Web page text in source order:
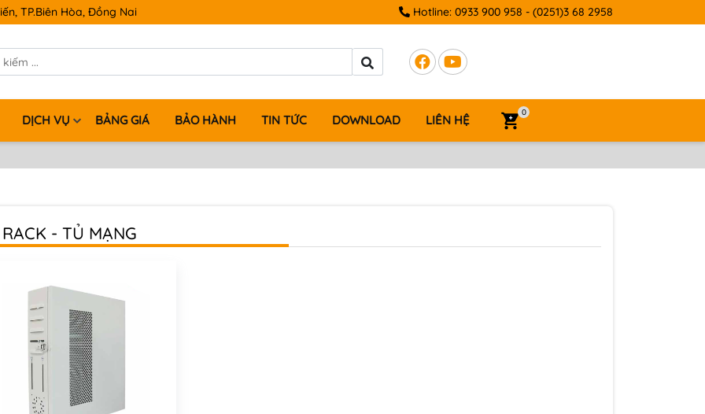
TP.Biên Hòa, Đồng Nai Hotline: 0933 900 958 - (0251)3 68 2958
0
DỊCH VỤ BẢNG GIÁ BẢO HÀNH TIN TỨC DOWNLOAD LIÊN HỆ
- TỦ MẠNG